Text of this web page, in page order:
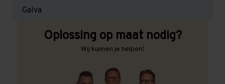
Galva
Oplossing op maat nodig?
Wij kunnen je helpen!